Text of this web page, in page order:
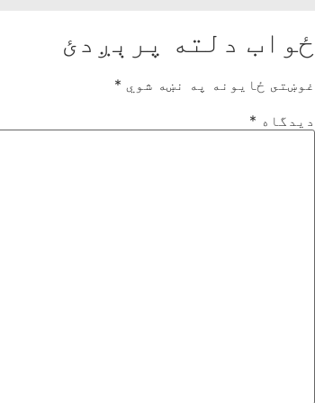
ځواب دلته پرېږدئ
غوښتى ځایونه په نښه شوي *
دیدگاه *